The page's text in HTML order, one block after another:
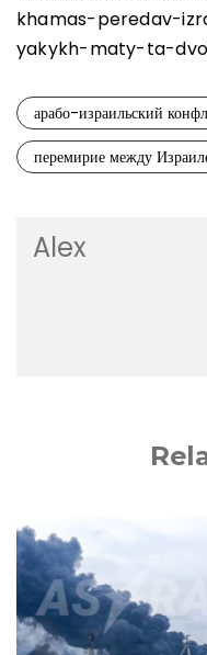
khamas-peredav-
yakykh-maty-ta-
арабо-израильский
перемирие между
Alex